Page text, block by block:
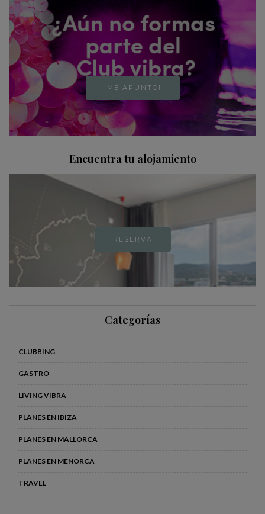
¡ME APUNTO!
Encuentra tu alojamiento
RESERVA
Categorías
CLUBBING
GASTRO
LIVING VIBRA
PLANES EN IBIZA
PLANES EN MALLORCA
PLANES EN MENORCA
TRAVEL